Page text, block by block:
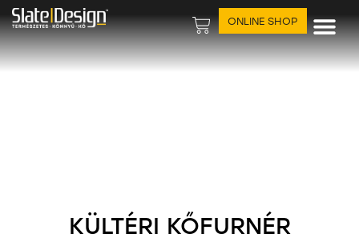
ONLINE SHOP
KÜLTÉRI KŐFURNÉR